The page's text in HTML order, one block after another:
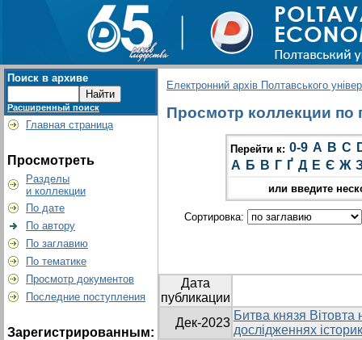
Поиск в архиве
Расширенный поиск
Главная страница
Просмотреть
Разделы
и коллекции
По дате
По автору
По заглавию
По тематике
Просмотр документов
Последние поступления
Зарегистрированным:
Електронний архів Полтавського
Просмотр коллекции по
Перейти к: 0-9 A B C
А Б В Г Ґ Д Е Є Ж
или введите
Сортировка:
Дата
публикации
Дек-2023
Битва князя Вітовта
дослідженнях